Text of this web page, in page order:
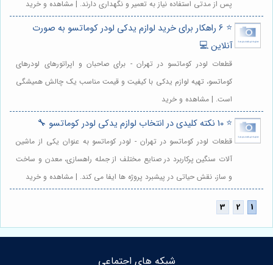
پس از مدتی استفاده نیاز به تعمیر و نگهداری دارند. | مشاهده و خرید
⭐️ 6 راهکار برای خرید لوازم یدکی لودر کوماتسو به صورت
آنلاین 💻
قطعات لودر کوماتسو در تهران - برای صاحبان و اپراتورهای لودرهای
کوماتسو، تهیه لوازم یدکی با کیفیت و قیمت مناسب یک چالش همیشگی
است. | مشاهده و خرید
⭐️ 10 نکته کلیدی در انتخاب لوازم یدکی لودر کوماتسو 🔧
قطعات لودر کوماتسو در تهران - لودر کوماتسو به عنوان یکی از ماشین
آلات سنگین پرکاربرد در صنایع مختلف از جمله راهسازی، معدن و ساخت
و ساز، نقش حیاتی در پیشبرد پروژه ها ایفا می کند. | مشاهده و خرید
شبکه های اجتماعی